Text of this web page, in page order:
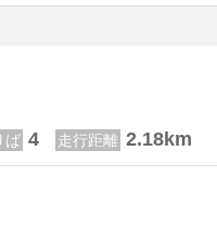
ば 4 走行距離 2.18km
ん